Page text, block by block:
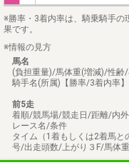
※勝率・3着内率は、騎乗騎手の
果です。
※情報の見方
馬名
(負担重量)/馬体重(増減)/性齢
騎手名(所属)【勝率/3着内率
前5走
着順/競馬場/競走日/距離/内
レース名/条件
タイム（1着もしくは2着馬
号/出走頭数/上がり３F/馬体